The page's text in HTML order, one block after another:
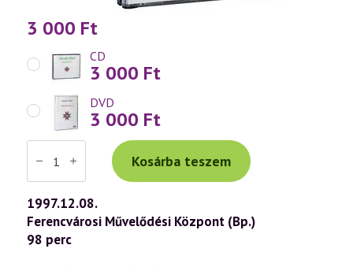
3 000 Ft
CD
3 000 Ft
DVD
3 000 Ft
Váradi
Tibor
előadás
(044)
—
Beavatási
rendszerek
(1997.12.08.)
mennyiség
Kosárba teszem
1997.12.08.
Ferencvárosi Művelődési Központ (Bp.)
98 perc